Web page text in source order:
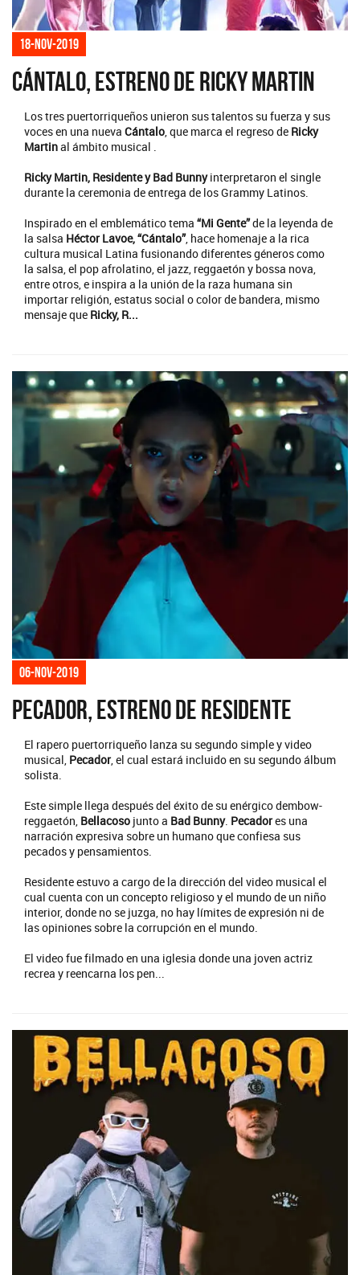
18-nov-2019
Cántalo, estreno de Ricky Martin
Los tres puertorriqueños unieron sus talentos su fuerza y sus
voces en una nueva Cántalo, que marca el regreso de Ricky
Martinal ámbito musical .
Ricky Martin, Residente y Bad Bunnyinterpretaron el single
durante la ceremonia de entrega de los Grammy Latinos.
Inspirado en el emblemático tema “Mi Gente”de la leyenda de
la salsa Héctor Lavoe, “Cántalo”, hace homenaje a la rica
cultura musical Latina fusionando diferentes géneros como
la salsa, el pop afrolatino, el jazz, reggaetón y bossa nova,
entre otros, e inspira a la unión de la raza humana sin
importar religión, estatus social o color de bandera, mismo
mensaje que Ricky, R...
06-nov-2019
Pecador, estreno de Residente
El rapero puertorriqueño lanza su segundo simple y video
musical, Pecador , el cual estará incluido en su segundo álbum
solista.
Este simple llega después del éxito de su enérgico dembow-
reggaetón, Bellacoso junto a Bad Bunny. Pecadores una
narración expresiva sobre un humano que confiesa sus
pecados y pensamientos.
Residente estuvo a cargo de la dirección del video musical el
cual cuenta con un concepto religioso y el mundo de un niño
interior, donde no se juzga, no hay límites de expresión ni de
las opiniones sobre la corrupción en el mundo.
El video fue filmado en una iglesia donde una joven actriz
recrea y reencarna los pen...